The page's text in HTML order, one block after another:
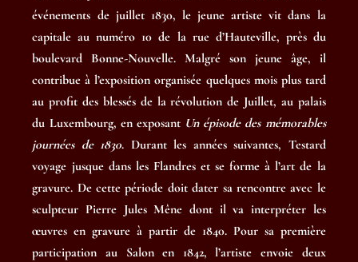
événements de juillet 1830, le jeune artiste vit dans la
capitale au numéro 10 de la rue d’Hauteville, près du
boulevard Bonne-Nouvelle. Malgré son jeune âge, il
contribue à l’exposition organisée quelques mois plus tard
au profit des blessés de la révolution de Juillet, au palais
du Luxembourg, en exposant Un épisode des mémorables
journées de 1830. Durant les années suivantes, Testard
voyage jusque dans les Flandres et se forme à l’art de la
gravure. De cette période doit dater sa rencontre avec le
sculpteur Pierre Jules Mêne dont il va interpréter les
œuvres en gravure à partir de 1840. Pour sa première
participation au Salon en 1842, l’artiste envoie deux